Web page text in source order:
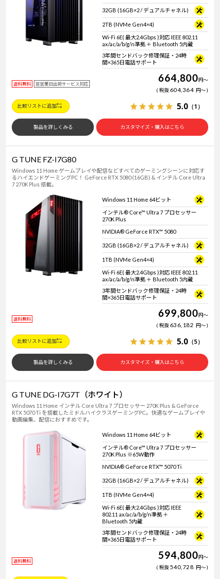
32GB (16GB×2 / デュアルチャネル)
2TB (NVMe Gen4×4)
Wi-Fi 6E( 最大2.4Gbps )対応 IEEE 802.11
ax/ac/a/b/g/n準拠 ＋ Bluetooth 5内蔵
3年間センドバック修理保証・24時
間×365日電話サポート
送料無料 翌営業日出荷サービス対応 664,800円～
税抜 604,364 円～
比較リストに追加 5.0 （1）
製品を詳しくみる カスタマイズ・購入はこちら
G TUNE FZ-I7G80
Windows 11 Home ゲームプレイや配信などすべてのゲーミングシーンに対応す
るハイエンドゲーミングPC！ GeForce RTX 5080 (16GB) & インテル Core Ultra
7 270K Plus 搭載。
Windows 11 Home 64ビット
インテル® Core™ Ultra 7 プロセッサー
270K Plus
NVIDIA® GeForce RTX™ 5080
32GB (16GB×2 / デュアルチャネル)
1TB (NVMe Gen4×4)
Wi-Fi 6E( 最大2.4Gbps )対応 IEEE 802.11
ax/ac/a/b/g/n準拠 ＋ Bluetooth 5内蔵
3年間センドバック修理保証・24時
間×365日電話サポート
送料無料 699,800円～
税抜 636,182 円～
比較リストに追加 5.0 （5）
製品を詳しくみる カスタマイズ・購入はこちら
G TUNE DG-I7G7T（ホワイト）
Windows 11 Home インテル Core Ultra 7 プロセッサー 270K Plus & GeForce
RTX 5070 Ti を搭載したミドルハイクラスゲーミングPC。快適なゲームプレイや
動画編集、配信におすすめです。
Windows 11 Home 64ビット
インテル® Core™ Ultra 7 プロセッサー
270K Plus ※65W動作
NVIDIA® GeForce RTX™ 5070 Ti
32GB (16GB×2 / デュアルチャネル)
1TB (NVMe Gen4×4)
Wi-Fi 6E( 最大2.4Gbps )対応 IEEE
802.11 ax/ac/a/b/g/n準拠 ＋
Bluetooth 5内蔵
3年間センドバック修理保証・24時
間×365日電話サポート
送料無料 594,800円～
税抜540,728 円～